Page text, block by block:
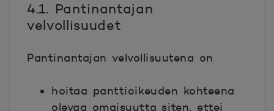
4.1. Pantinantajan
velvollisuudet
Pantinantajan velvollisuutena on
hoitaa panttioikeuden kohteena
olevaa omaisuutta siten, ettei